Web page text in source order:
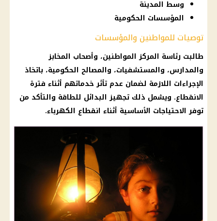
وسط المدينة
المؤسسات الحكومية
توصيات للمواطنين والمؤسسات
طالبت رئاسة المركزالمواطنين، وأصحاب المخابز
والمدارس، والمستشفيات، والمصالح الحكومية، باتخاذ
الإجراءات اللازمة لضمان عدم تأثر خدماتهم أثناء فترة
الانقطاع. ويشمل ذلك تجهيز البدائل للطاقة والتأكد من
توفر الاحتياجات الأساسية أثناء انقطاع الكهرباء.